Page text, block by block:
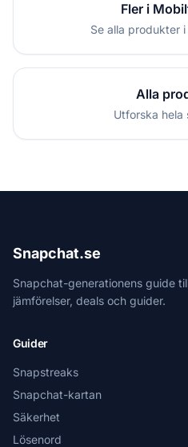
Fler i
Se alla produkter
Alla
Utforska hela
Snapchat.se
Snapchat-generationens guide
jämförelser, deals och guider.
Guider
Snapstreaks
Snapchat-kartan
Säkerhet
Lösenord